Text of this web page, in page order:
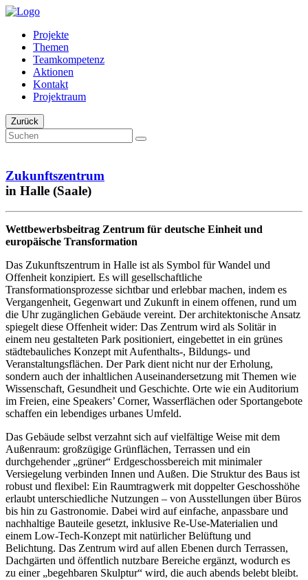
Projekte
Themen
Teamkompetenz
Aktionen
Kontakt
Projektraum
Zurück
Zukunftszentrum
in Halle (Saale)
Wettbewerbsbeitrag Zentrum für deutsche Einheit und
europäische Transformation
Das Zukunftszentrum in Halle ist als Symbol für Wandel und
Offenheit konzipiert. Es will gesellschaftliche
Transformationsprozesse sichtbar und erlebbar machen, indem es
Vergangenheit, Gegenwart und Zukunft in einem offenen, rund um
die Uhr zugänglichen Gebäude vereint. Der architektonische Ansatz
spiegelt diese Offenheit wider: Das Zentrum wird als Solitär in
einem neu gestalteten Park positioniert, eingebettet in ein grünes
städtebauliches Konzept mit Aufenthalts-, Bildungs- und
Veranstaltungsflächen. Der Park dient nicht nur der Erholung,
sondern auch der inhaltlichen Auseinandersetzung mit Themen wie
Wissenschaft, Gesundheit und Geschichte. Orte wie ein Auditorium
im Freien, eine Speakers’ Corner, Wasserflächen oder Sportangebote
schaffen ein lebendiges urbanes Umfeld.
Das Gebäude selbst verzahnt sich auf vielfältige Weise mit dem
Außenraum: großzügige Grünflächen, Terrassen und ein
durchgehender „grüner“ Erdgeschossbereich mit minimaler
Versiegelung verbinden Innen und Außen. Die Struktur des Baus ist
robust und flexibel: Ein Raumtragwerk mit doppelter Geschosshöhe
erlaubt unterschiedliche Nutzungen – von Ausstellungen über Büros
bis hin zu Gastronomie. Dabei wird auf einfache, anpassbare und
nachhaltige Bauteile gesetzt, inklusive Re-Use-Materialien und
einem Low-Tech-Konzept mit natürlicher Belüftung und
Belichtung. Das Zentrum wird auf allen Ebenen durch Terrassen,
Dachgärten und öffentlich nutzbare Bereiche ergänzt, wodurch es
zu einer „begehbaren Skulptur“ wird, die auch abends belebt bleibt.